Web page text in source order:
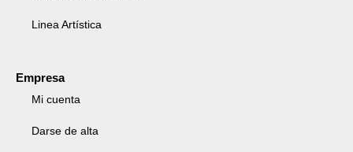
Linea Artística
Empresa
Mi cuenta
Darse de alta